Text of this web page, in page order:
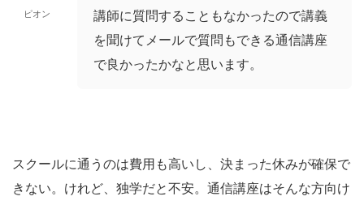
ピオン
講師に質問することもなかったので講義
を聞けてメールで質問もできる通信講座
で良かったかなと思います。
スクールに通うのは費用も高いし、決まった休みが確保で
きない。けれど、独学だと不安。通信講座はそんな方向け